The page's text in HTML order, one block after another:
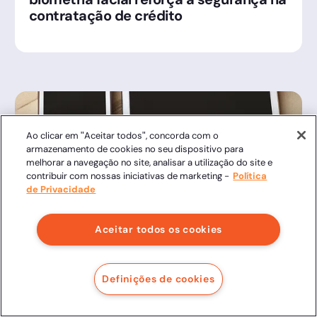
contratação de crédito
Acacio Junior 7/11/24
Guia Paperless: Como Eliminar o Papel
e Digitalizar sua Empresa
Ao clicar em "Aceitar todos", concorda com o
armazenamento de cookies no seu dispositivo para
melhorar a navegação no site, analisar a utilização do site e
contribuir com nossas iniciativas de marketing - Política
de Privacidade
Aceitar todos os cookies
Definições de cookies